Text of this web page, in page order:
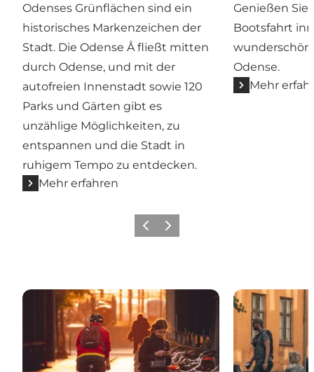
Odenses Grünflächen sind ein
historisches Markenzeichen der
Stadt. Die Odense Å fließt mitten
durch Odense, und mit der
autofreien Innenstadt sowie 120
Parks und Gärten gibt es
unzählige Möglichkeiten, zu
entspannen und die Stadt in
ruhigem Tempo zu entdecken.
Mehr erfahren
Genießen
Bootsfahrt
Odense.
Mehr
ZurückWeiter
Unterwegs in Odense – Einfach & Umweltfreundlich